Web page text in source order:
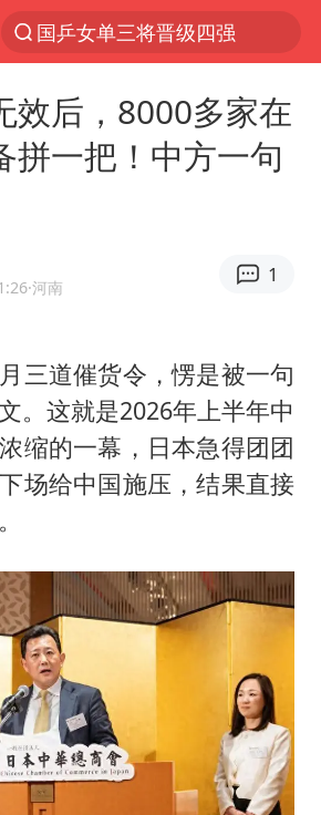
国乒女单三将晋级四强
陈思诚零点晒照为佟丽娅庆生
马克·艾伦退出斯诺克中国公开赛
情侣平潭拍日出坠崖1死1伤
全民健身事业高质量发展
台当局重金为“台独”织“皇帝新衣”
几元成本的AI广告导致千万市值蒸发
老挝国会主席赛宋蓬逝世
夏日经济乘“热”而上 消费市场向“新”而行
白海豚将正面袭击贯穿浙江
酒店回应车内过夜被收150元
黄金牛市回来了吗
酒店花洒现排泄物住客索赔遭拒
乐享全民健身 共筑健康中国
效后，8000多家在
拼一把！中方一句
·河南
1
三道催货令，愣是被一句
。这就是2026年上半年中
缩的一幕，日本急得团团
场给中国施压，结果直接